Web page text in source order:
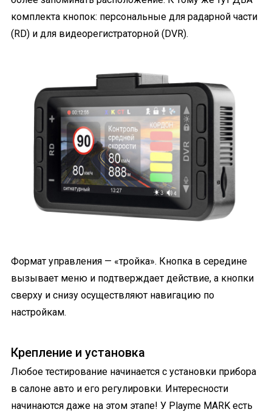
комплекта кнопок: персональные для радарной части
(RD) и для видеорегистраторной (DVR).
Формат управления — «тройка». Кнопка в середине
вызывает меню и подтверждает действие, а кнопки
сверху и снизу осуществляют навигацию по
настройкам.
Крепление и установка
Любое тестирование начинается с установки прибора
в салоне авто и его регулировки. Интересности
начинаются даже на этом этапе! У Playme MARK есть